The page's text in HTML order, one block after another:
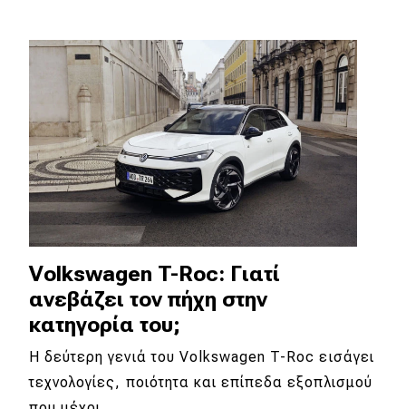
Eco
Τεχνολογία
Mobility
Σταθμοί φόρτισης
Classic
Νέα
Παρουσιάσεις
Volkswagen T-Roc: Γιατί
ανεβάζει τον πήχη στην
κατηγορία του;
Η δεύτερη γενιά του Volkswagen T-Roc εισάγει
τεχνολογίες, ποιότητα και επίπεδα εξοπλισμού